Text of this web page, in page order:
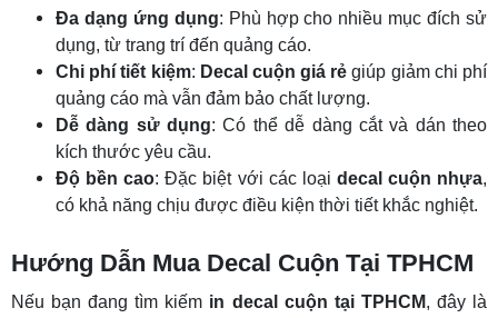
Đa dạng ứng dụng: Phù hợp cho nhiều mục đích sử
dụng, từ trang trí đến quảng cáo.
Chi phí tiết kiệm: Decal cuộn giá rẻ giúp giảm chi phí
quảng cáo mà vẫn đảm bảo chất lượng.
Dễ dàng sử dụng: Có thể dễ dàng cắt và dán theo
kích thước yêu cầu.
Độ bền cao: Đặc biệt với các loại decal cuộn nhựa,
có khả năng chịu được điều kiện thời tiết khắc nghiệt.
Hướng Dẫn Mua Decal Cuộn Tại TPHCM
Nếu bạn đang tìm kiếm in decal cuộn tại TPHCM, đây là